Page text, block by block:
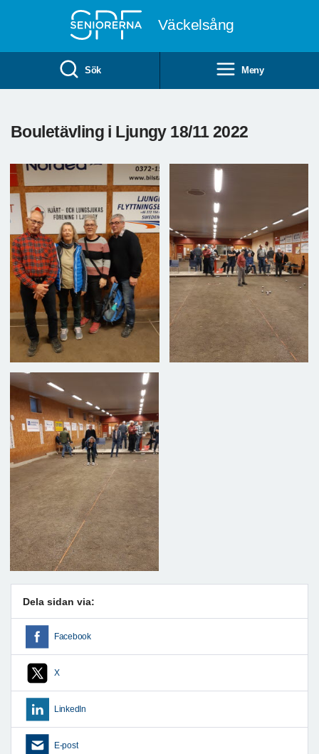
Väckelsång
Sök Meny
Bouletävling i Ljungy 18/11 2022
Dela sidan via:
Facebook
X
LinkedIn
E-post